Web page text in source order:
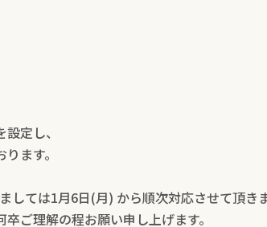
定し、
ます。
ては1月6日(月) から順次対応させて頂きま
ご理解の程お願い申し上げます。